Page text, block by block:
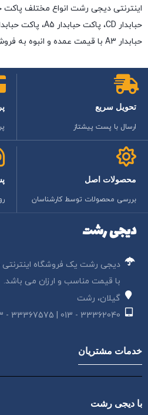
اینترنتی دیجی رشت انواع مختلف پاکت
حبابدار A3 با قیمت عمده و انبوه به فروش می رسد.
تحویل سریع
ارسال با پست پیشتاز
محصولات اصل
بررسی محصولات توسط کارشناسان
دیجی رشت
دیجی رشت یک فروشگاه اینترنتی
با قیمت مناسب و ارزان می باشد.
گیلان، رشت
33362040 - 013 | 33367575 - 013
خدمات مشتریان
با دیجی رشت